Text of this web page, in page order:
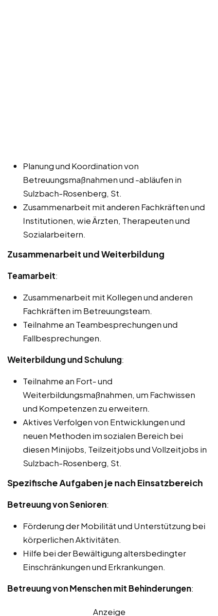
Planung und Koordination von
Betreuungsmaßnahmen und -abläufen in
Sulzbach-Rosenberg, St.
Zusammenarbeit mit anderen Fachkräften und
Institutionen, wie Ärzten, Therapeuten und
Sozialarbeitern.
Zusammenarbeit und Weiterbildung
Teamarbeit:
Zusammenarbeit mit Kollegen und anderen
Fachkräften im Betreuungsteam.
Teilnahme an Teambesprechungen und
Fallbesprechungen.
Weiterbildung und Schulung:
Teilnahme an Fort- und
Weiterbildungsmaßnahmen, um Fachwissen
und Kompetenzen zu erweitern.
Aktives Verfolgen von Entwicklungen und
neuen Methoden im sozialen Bereich bei
diesen Minijobs, Teilzeitjobs und Vollzeitjobs in
Sulzbach-Rosenberg, St.
Spezifische Aufgaben je nach Einsatzbereich
Betreuung von Senioren:
Förderung der Mobilität und Unterstützung bei
körperlichen Aktivitäten.
Hilfe bei der Bewältigung altersbedingter
Einschränkungen und Erkrankungen.
Betreuung von Menschen mit Behinderungen:
Anzeige